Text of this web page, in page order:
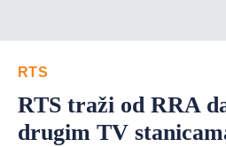
RTS
RTS traži od RRA
drugim TV